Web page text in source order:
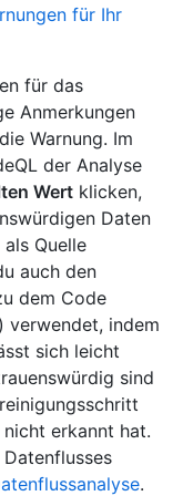
für Ihr
für das
Anmerkungen
Warnung. Im
der Analyse
Wert klicken,
Daten
Quelle
auch den
dem Code
verwendet, indem
sich leicht
sind
erkannt hat.
.